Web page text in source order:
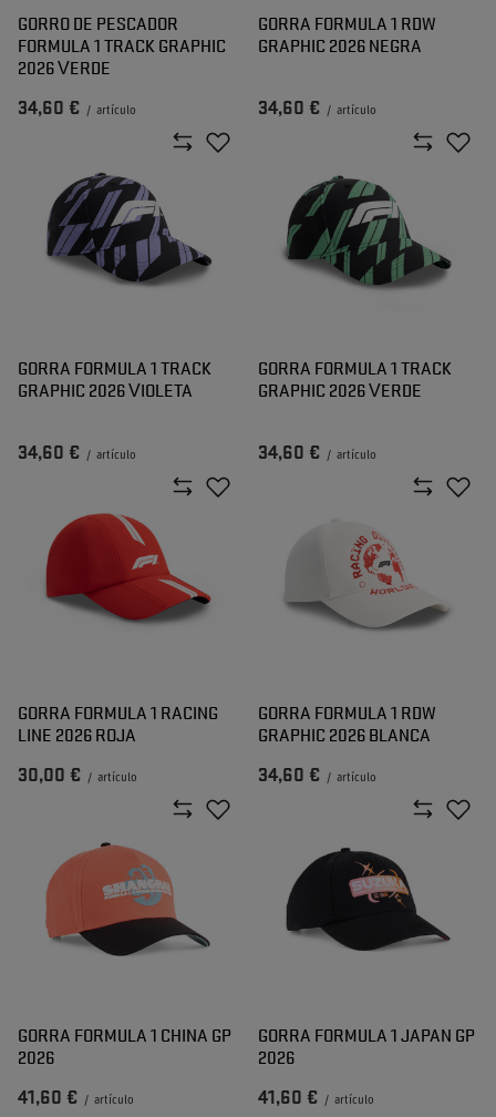
GORRO DE PESCADOR
FORMULA 1 TRACK GRAPHIC
2026 VERDE
34,60 € / artículo
GORRA FORMULA 1 RDW
GRAPHIC 2026 NEGRA
34,60 € / artículo
GORRA FORMULA 1 TRACK
GRAPHIC 2026 VIOLETA
34,60 € / artículo
GORRA FORMULA 1 TRACK
GRAPHIC 2026 VERDE
34,60 € / artículo
GORRA FORMULA 1 RACING
LINE 2026 ROJA
30,00 € / artículo
GORRA FORMULA 1 RDW
GRAPHIC 2026 BLANCA
34,60 € / artículo
GORRA FORMULA 1 CHINA GP
2026
41,60 € / artículo
GORRA FORMULA 1 JAPAN GP
2026
41,60 € / artículo